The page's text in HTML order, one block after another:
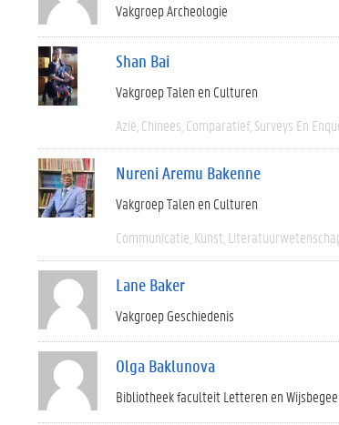
Vakgroep Archeologie
Shan Bai
Vakgroep Talen en Culturen
Azië Chinees Comparatief Surveys En
Nureni Aremu Bakenne
Vakgroep Talen en Culturen
Communicatie Kunst
Lane Baker
Vakgroep Geschiedenis
Olga Baklunova
Bibliotheek faculteit Letteren en